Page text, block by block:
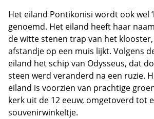
Het eiland Pontikonisi wordt ook wel
genoemd. Het eiland heeft haar
de witte stenen trap van het
afstandje op een muis lijkt. Volgens
eiland het schip van Odysseus, dat
steen werd veranderd na een ruzie.
eiland is voorzien van prachtige
kerk uit de 12 eeuw, omgetoverd tot
souvenirwinkeltje.